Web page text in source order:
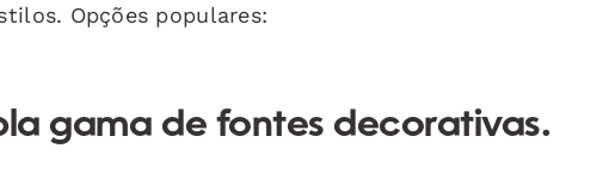
Opções populares:
gama de fontes decorativas.